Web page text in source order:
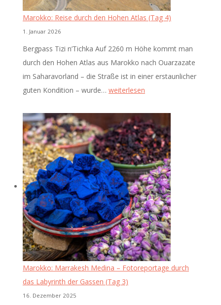
Marokko: Reise durch den Hohen Atlas (Tag 4)
1. Januar 2026
Bergpass Tizi n’Tichka Auf 2260 m Höhe kommt man
durch den Hohen Atlas aus Marokko nach Ouarzazate
im Saharavorland – die Straße ist in einer erstaunlicher
guten Kondition – wurde… Marokko:
den
Hohen
Atlas
(Tag
4)
weiterlesen
Marokko: Marrakesh Medina – Fotoreportage durch
das Labyrinth der Gassen (Tag 3)
16. Dezember 2025